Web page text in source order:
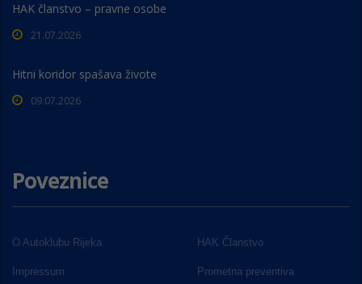
HAK članstvo – pravne osobe
21.07.2026
Hitni koridor spašava živote
09.07.2026
Poveznice
O Autoklubu Rijeka HAK Članstvo
Impressum Prometna preventiva